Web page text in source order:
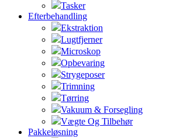
Tasker
Efterbehandling
Ekstraktion
Lugtfjerner
Microskop
Opbevaring
Strygeposer
Trimning
Tørring
Vakuum & Forsegling
Vægte Og Tilbehør
Pakkeløsning